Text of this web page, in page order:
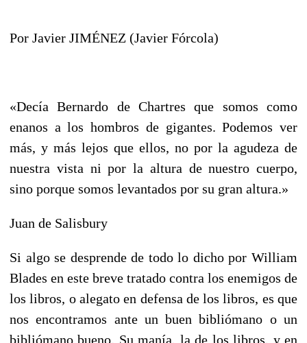
Por Javier JIMÉNEZ (Javier Fórcola)
«Decía Bernardo de Chartres que somos como
enanos a los hombros de gigantes. Podemos ver
más, y más lejos que ellos, no por la agudeza de
nuestra vista ni por la al­tura de nuestro cuerpo,
sino porque somos levantados por su gran altura.»
Juan de Salisbury
Si algo se desprende de todo lo dicho por William
Blades en este breve tratado contra los enemigos de
los libros, o alegato en defensa de los libros, es que
nos encontramos ante un buen bibliómano o un
bibliómano bueno. Su manía, la de los libros, y en